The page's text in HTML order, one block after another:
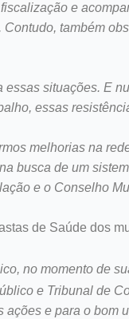
e
também
situações. E
essas
melhorias na
busca de um
e o Conselho
de Saúde dos
no momento de
e Tribunal de
e para o bom